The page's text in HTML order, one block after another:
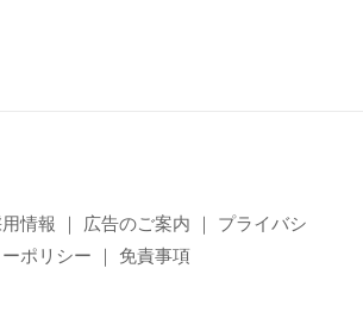
情報 ｜ 広告のご案内 ｜
プライバシ
ーポリシー ｜ 免責事項